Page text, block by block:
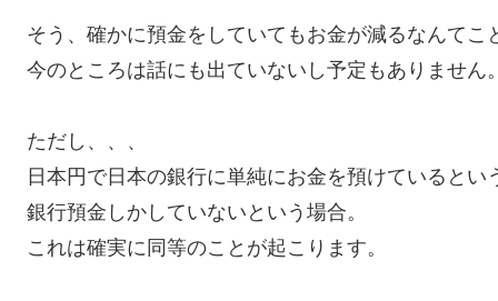
そう、確かに預金をしていてもお金が減るなんてこ
今のところは話にも出ていないし予定もありません
ただし、、、
日本円で日本の銀行に単純にお金を預けているとい
銀行預金しかしていないという場合。
これは確実に同等のことが起こります。